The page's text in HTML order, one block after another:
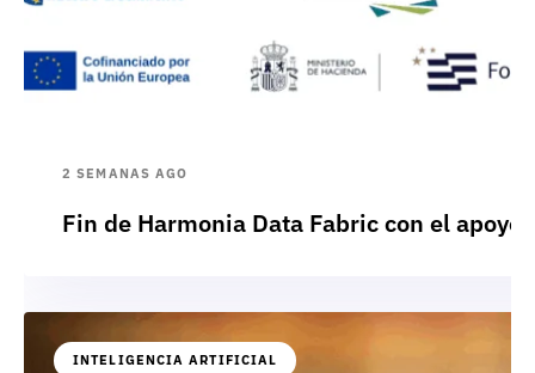
2 SEMANAS AGO
Fin de Harmonia Data Fabric con el apoyo
INTELIGENCIA ARTIFICIAL